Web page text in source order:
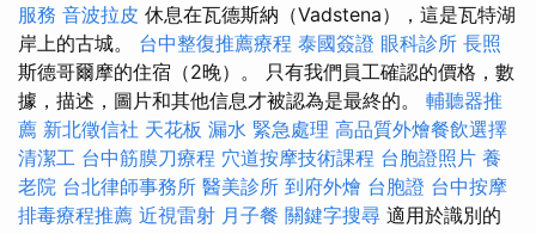
服務 音波拉皮 休息在瓦德斯納（Vadstena），這是瓦特湖
岸上的古城。 台中整復推薦療程 泰國簽證 眼科診所 長照
斯德哥爾摩的住宿（2晚）。 只有我們員工確認的價格，數
據，描述，圖片和其他信息才被認為是最終的。 輔聽器推
薦 新北徵信社 天花板 漏水 緊急處理 高品質外燴餐飲選擇
清潔工 台中筋膜刀療程 穴道按摩技術課程 台胞證照片 養
老院 台北律師事務所 醫美診所 到府外燴 台胞證 台中按摩
排毒療程推薦 近視雷射 月子餐 關鍵字搜尋 適用於識別的